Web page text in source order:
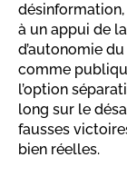
à un appui de
d’autonomie
comme
l’option
long sur le
fausses
bien réelles.